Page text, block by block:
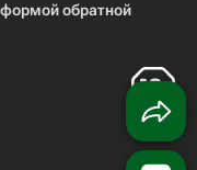
формой обратной